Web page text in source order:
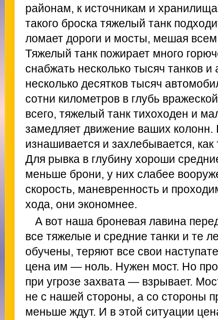
районам, к источникам и
такого броска тяжелый танк
ломает дороги и мосты, мешая
Тяжелый танк пожирает много
снабжать несколько тысяч танков и
несколько десятков тысяч
сотни километров в глубь
всего, тяжелый танк тихоходен и
замедляет движение ваших
изнашивается и захлебывается,
Для рывка в глубину хороши
меньше брони, у них слабее
скорость, маневренность и
хода, они экономнее.
А вот наша броневая лавина
все тяжелые и средние танки и те
обучены, теряют все свои
цена им — ноль. Нужен мост. Но
при угрозе захвата — взрывает.
не с нашей стороны, а со стороны
меньше ждут. И в этой ситуации